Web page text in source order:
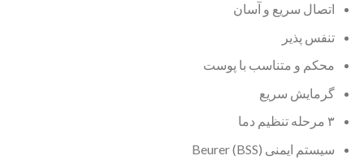
اتصال سریع و آسان
تنفس پذیر
محکم و متناسب با پوست
گرمایش سریع
۳ مرحله تنظیم دما
سیستم ایمنی Beurer (BSS)